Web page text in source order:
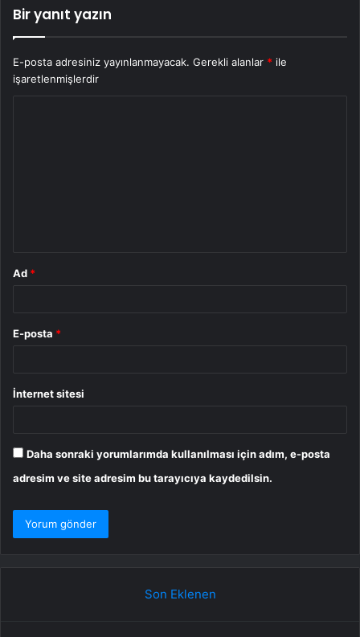
Bir yanıt yazın
E-posta adresiniz yayınlanmayacak. Gerekli alanlar * ile
işaretlenmişlerdir
Ad *
E-posta *
İnternet sitesi
Daha sonraki yorumlarımda kullanılması için adım, e-posta
adresim ve site adresim bu tarayıcıya kaydedilsin.
Son Eklenen